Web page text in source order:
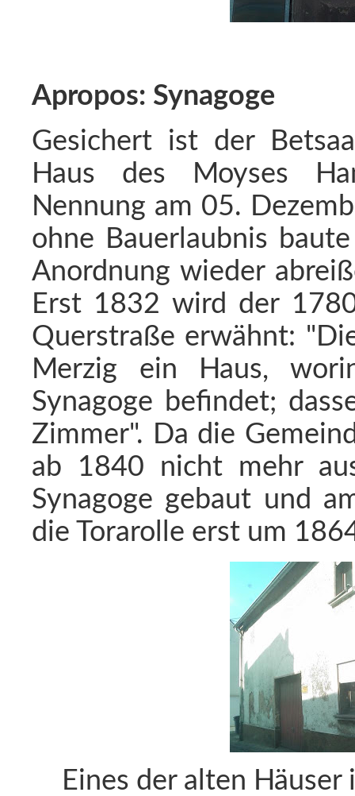
Apropos: Synagoge
Gesichert ist der
Haus des Moyses
Nennung am 05.
ohne Bauerlaubnis
Anordnung wieder
Erst 1832 wird der
Querstraße erwähnt:
Merzig ein Haus,
Synagoge befindet;
Zimmer". Da die
ab 1840 nicht mehr
Synagoge gebaut und
die Torarolle erst um
Eines der alten